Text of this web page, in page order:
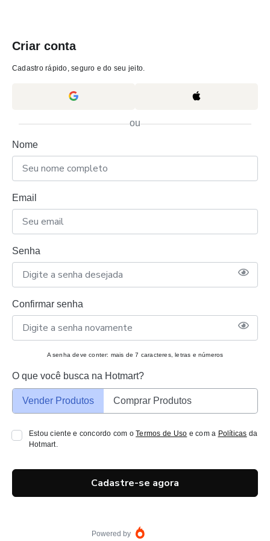
Criar conta
Cadastro rápido, seguro e do seu jeito.
ou
Nome
Email
Senha
Confirmar senha
A senha deve conter: mais de 7 caracteres, letras e números
O que você busca na Hotmart?
Vender Produtos Comprar Produtos
Estou ciente e concordo com oTermos de Uso e com a Políticas da
Hotmart.
Cadastre-se agora
Powered by